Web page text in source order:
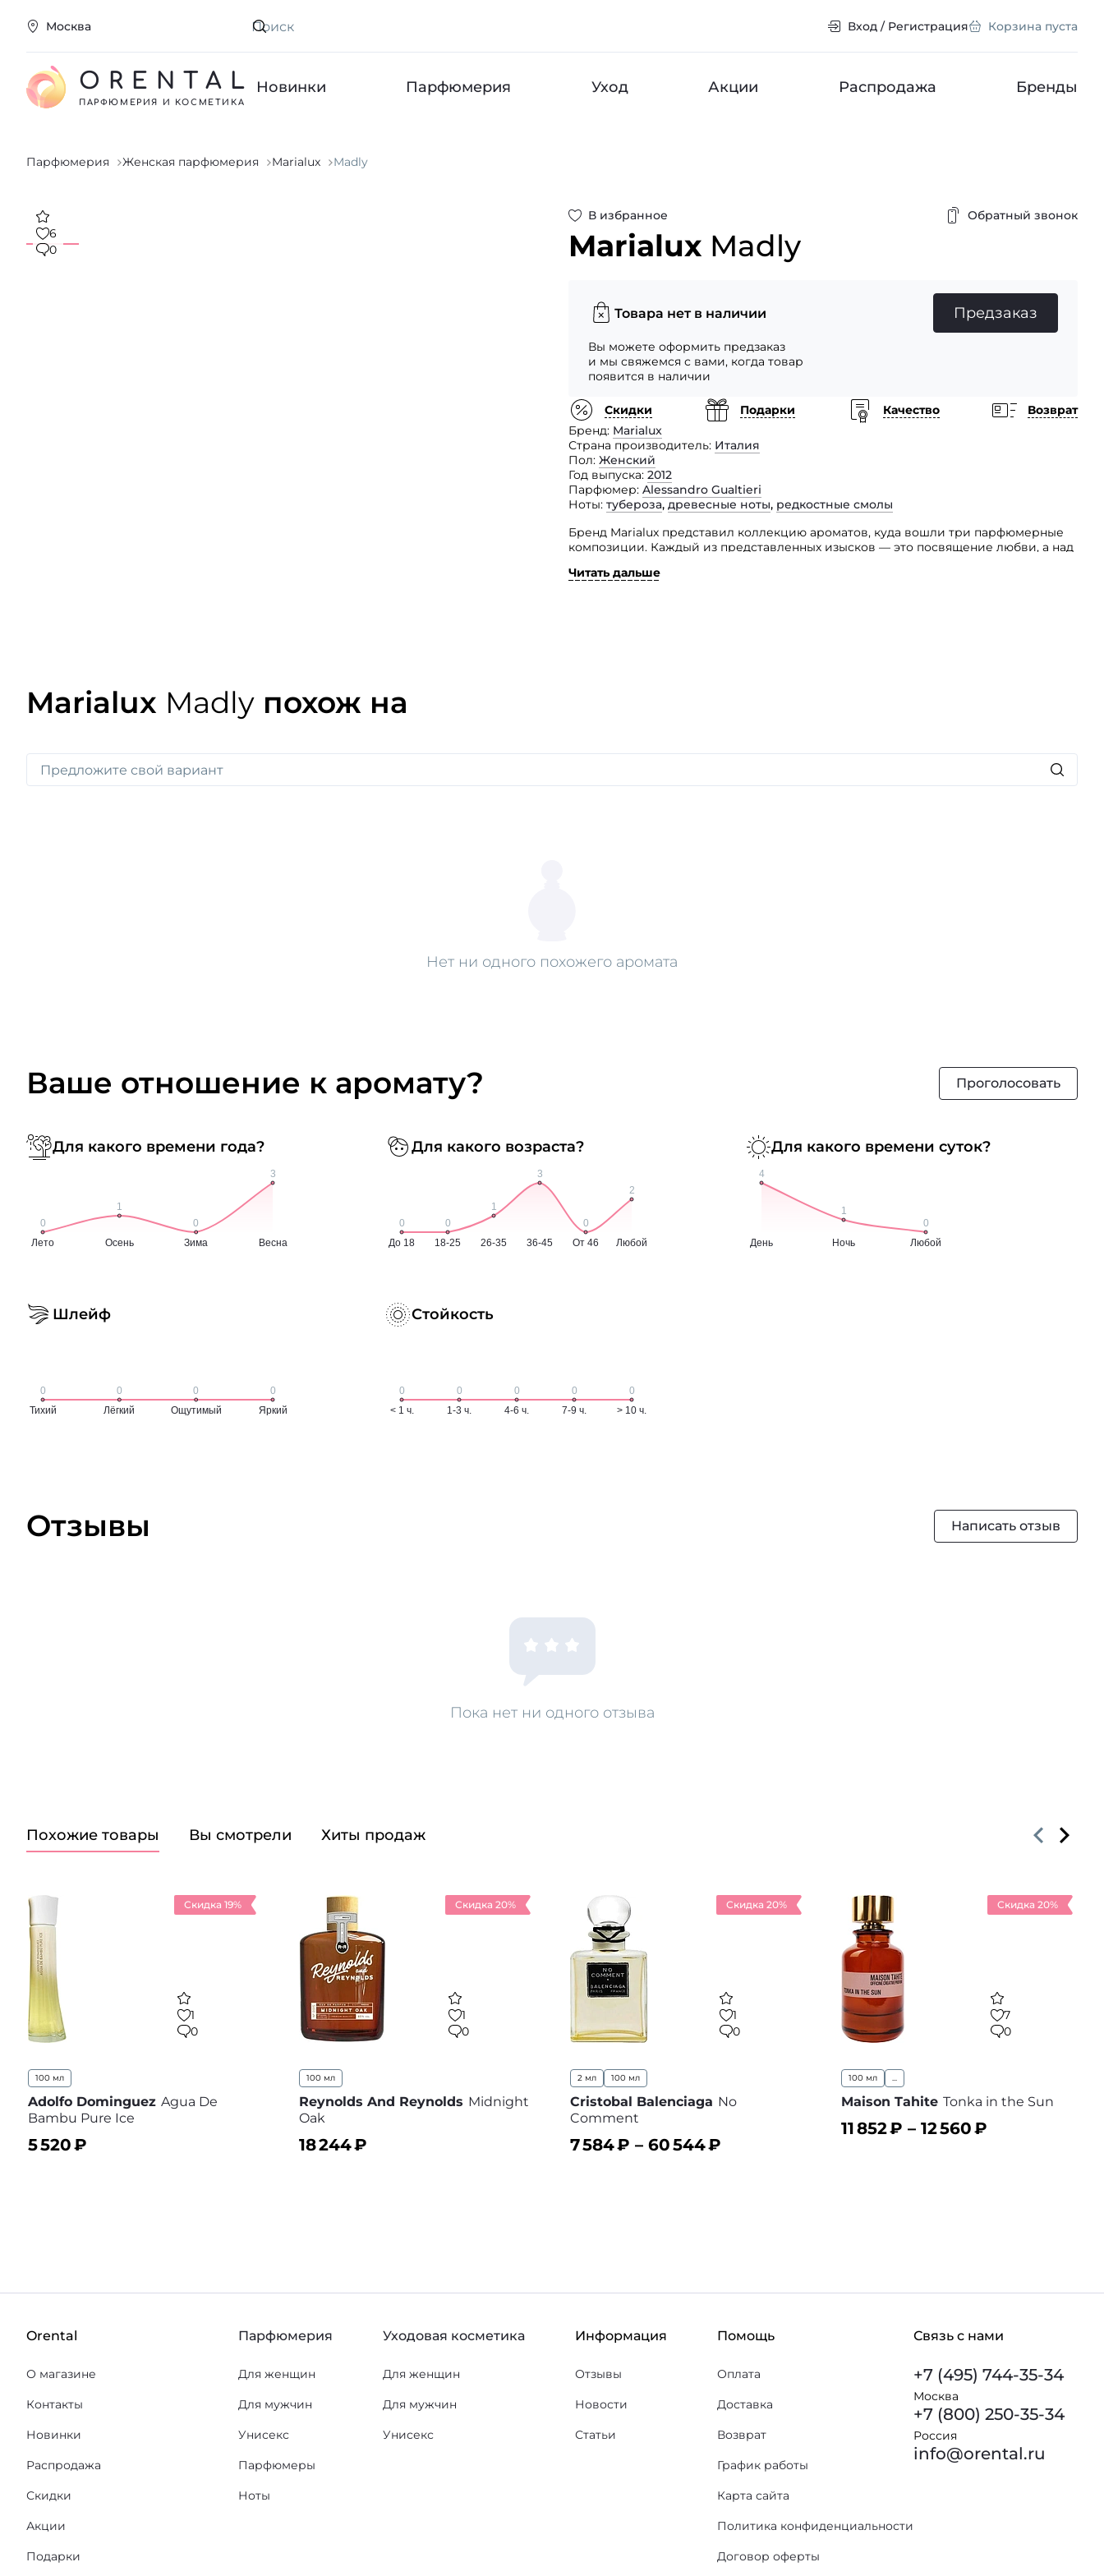
Москва Искать Вход / Регистрация Корзина пуста
ORENTAL
ПАРФЮМЕРИЯ И КОСМЕТИКА
Новинки Парфюмерия Уход Акции Распродажа Бренды
Парфюмерия Женская парфюмерия Marialux Madly
В избранное Обратный звонок
Marialux Madly
6
0
Товара нет в наличии
Вы можете оформить предзаказ
и мы свяжемся с вами, когда товар
появится в наличии
Предзаказ
Скидки Подарки Качество
Возврат
Бренд Marialux
Страна производитель Италия
Пол Женский
Год выпуска 2012
Парфюмер Alessandro Gualtieri
Ноты тубероза, древесные ноты, редкостные смолы
Бренд Marialux представил коллекцию ароматов, куда вошли три парфюмерные
композиции. Каждый из представленных изысков — это посвящение любви, а над
Читать дальше
Marialux Madly похож на
Нет ни одного похожего аромата
Ваше отношение к аромату? Проголосовать
Для какого времени года? Для какого возраста? Для какого времени суток?
Шлейф Стойкость
Отзывы Написать отзыв
Пока нет ни одного отзыва
Похожие товары Вы смотрели Хиты продаж
Скидка 19%
1
0
100 мл
Adolfo Dominguez Agua De
Bambu Pure Ice
5 520₽
Скидка 20%
1
0
100 мл
Reynolds And Reynolds Midnight
Oak
18 244₽
Скидка 20%
1
0
2 мл 100 мл
Cristobal Balenciaga No
Comment
7 584₽ – 60 544₽
Скидка 20%
7
0
100 мл ...
Maison Tahite Tonka in the Sun
11 852₽ – 12 560₽
Orental
О магазине
Контакты
Новинки
Распродажа
Скидки
Акции
Подарки
Парфюмерия
Для женщин
Для мужчин
Унисекс
Парфюмеры
Ноты
Уходовая косметика
Для женщин
Для мужчин
Унисекс
Информация
Отзывы
Новости
Статьи
Помощь
Оплата
Доставка
Возврат
График работы
Карта сайта
Политика конфиденциальности
Договор оферты
Связь с нами
+7 (495) 744-35-34
Москва
+7 (800) 250-35-34
Россия
info@orental.ru